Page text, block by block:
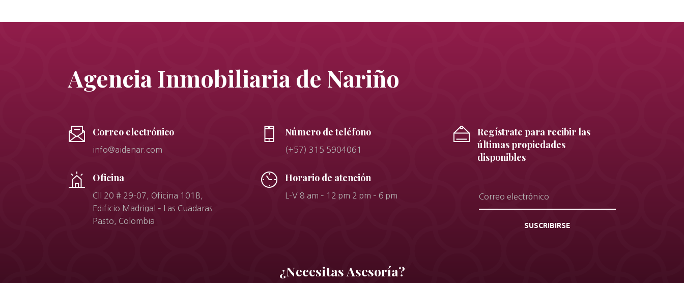
Agencia Inmobiliaria de Nariño
Correo electrónico
info@aidenar.com
Oficina
Cll 20 # 29-07, Oficina 101B,
Edificio Madrigal – Las Cuadaras
Pasto, Colombia
Número de teléfono
(+57) 315 5904061
Horario de atención
L-V 8 am – 12 pm 2 pm – 6 pm
Regístrate para recibir las
últimas propiedades
disponibles
SUSCRIBIRSE
¿Necesitas Asesoría?